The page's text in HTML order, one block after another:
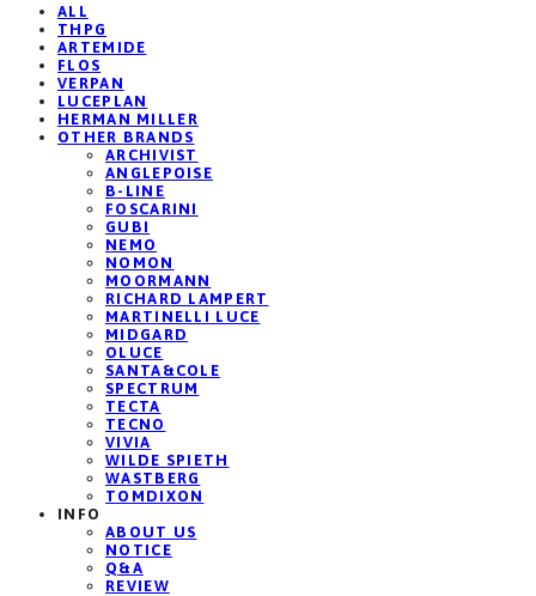
ALL
THPG
ARTEMIDE
FLOS
VERPAN
LUCEPLAN
HERMAN MILLER
OTHER BRANDS
ARCHIVIST
ANGLEPOISE
B-LINE
FOSCARINI
GUBI
NEMO
NOMON
MOORMANN
RICHARD LAMPERT
MARTINELLI LUCE
MIDGARD
OLUCE
SANTA&COLE
SPECTRUM
TECTA
TECNO
VIVIA
WILDE SPIETH
WASTBERG
TOMDIXON
INFO
ABOUT US
NOTICE
Q&A
REVIEW